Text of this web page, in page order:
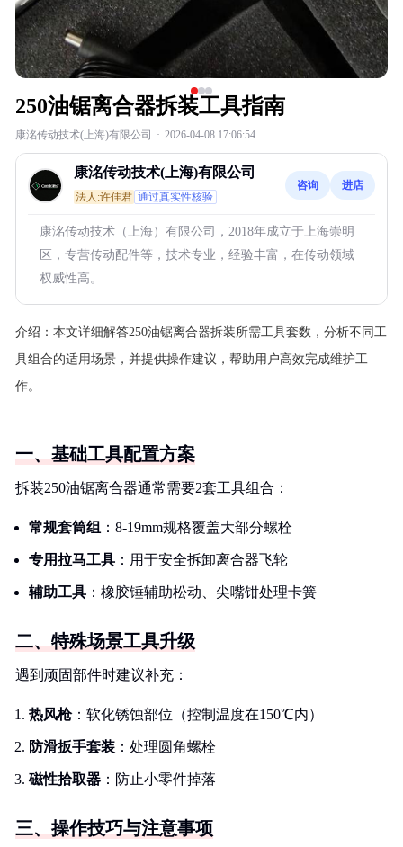
250油锯离合器拆装工具指南
康洺传动技术(上海)有限公司 · 2026-04-08 17:06:54
康洺传动技术(上海)有限公司
法人:许佳君 通过真实性核验
咨询 进店
康洺传动技术（上海）有限公司，2018年成立于上海崇明
区，专营传动配件等，技术专业，经验丰富，在传动领域
权威性高。
介绍： 本文详细解答250油锯离合器拆装所需工具套数，分析不同工
具组合的适用场景，并提供操作建议，帮助用户高效完成维护工
作。
一、基础工具配置方案
拆装250油锯离合器通常需要2套工具组合：
常规套筒组 ：8-19mm规格覆盖大部分螺栓
专用拉马工具 ：用于安全拆卸离合器飞轮
辅助工具 ：橡胶锤辅助松动、尖嘴钳处理卡簧
二、特殊场景工具升级
遇到顽固部件时建议补充：
热风枪：软化锈蚀部位（控制温度在150℃内）
防滑扳手套装 ：处理圆角螺栓
磁性拾取器 ：防止小零件掉落
三、操作技巧与注意事项